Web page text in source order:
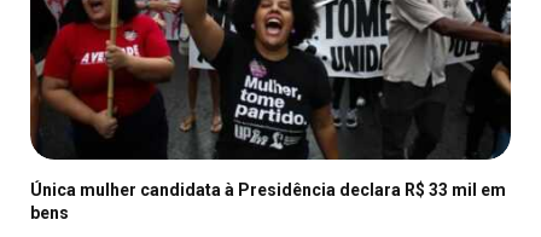
Única mulher candidata à Presidência declara R$ 33 mil em
bens